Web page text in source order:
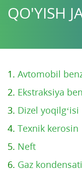
QO'YISH
1. Avtomobil
2. Ekstraksiya
3. Dizel yoqilg‘isi
4. Texnik kerosin
5. Neft
6. Gaz kondensati